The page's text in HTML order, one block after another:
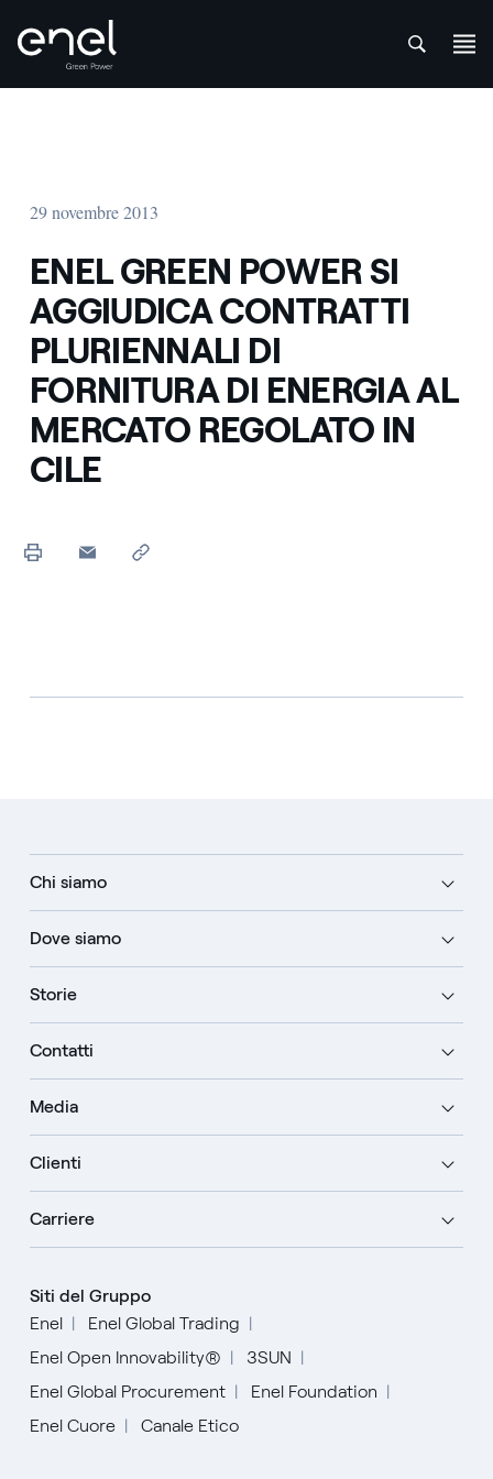
29 novembre 2013
ENEL GREEN POWER SI
AGGIUDICA CONTRATTI
PLURIENNALI DI
FORNITURA DI ENERGIA AL
MERCATO REGOLATO IN
CILE
Chi siamo
Dove siamo
Storie
Contatti
Media
Clienti
Carriere
Siti del Gruppo
Enel
Enel Global Trading
Enel Open Innovability®
3SUN
Enel Global Procurement
Enel Foundation
Enel Cuore
Canale Etico